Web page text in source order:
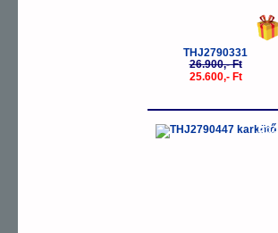
THJ2790331
26.900,- Ft
25.600,- Ft
-5%